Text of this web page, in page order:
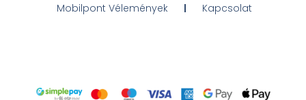
Mobilpont Vélemények
Kapcsolat